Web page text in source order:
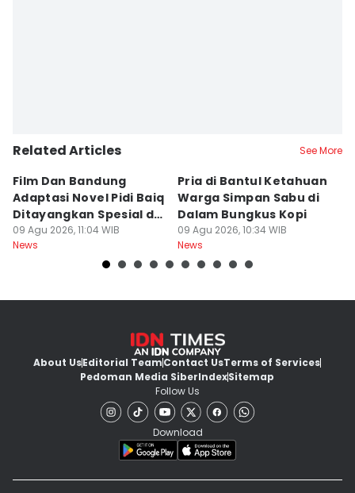
Related Articles See More
Film Dan Bandung
Adaptasi Novel Pidi Baiq
Ditayangkan Spesial di
Jogja
09 Agu 2026, 11:04 WIB
News
Pria di Bantul Ketahuan
Warga Simpan Sabu di
Dalam Bungkus Kopi
09 Agu 2026, 10:34 WIB
News
About UsEditorial TeamContact UsTerms of Services
Pedoman Media SiberIndexSitemap
Follow Us
Download